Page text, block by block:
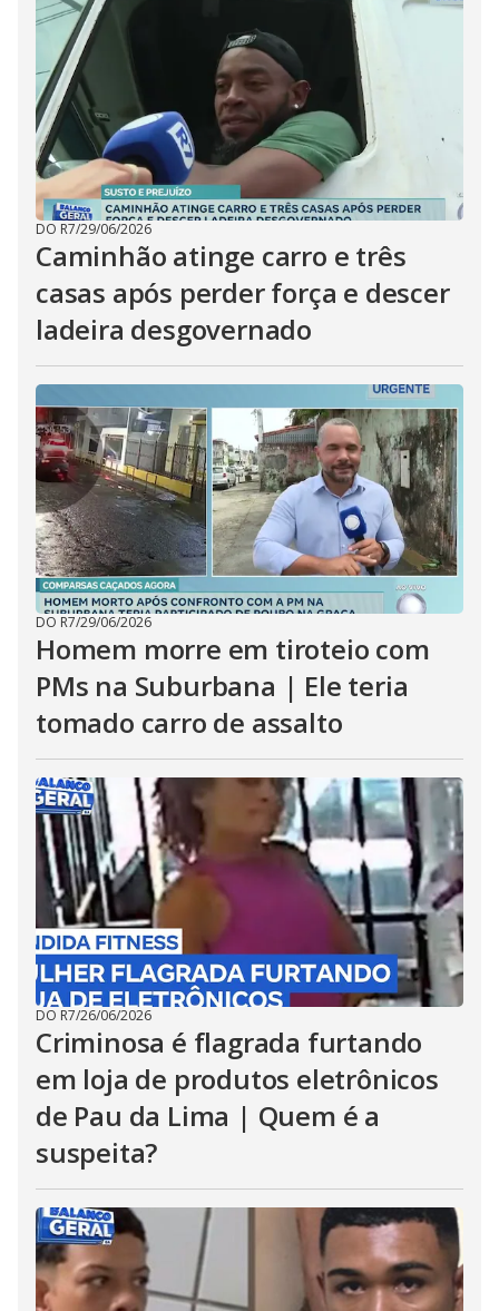
DO R7/29/06/2026
Caminhão atinge carro e três
casas após perder força e descer
ladeira desgovernado
DO R7/29/06/2026
Homem morre em tiroteio com
PMs na Suburbana | Ele teria
tomado carro de assalto
DO R7/26/06/2026
Criminosa é flagrada furtando
em loja de produtos eletrônicos
de Pau da Lima | Quem é a
suspeita?